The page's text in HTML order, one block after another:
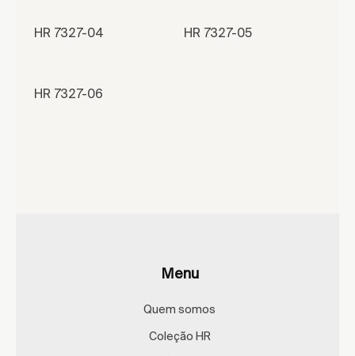
HR 7327-04 HR 7327-05
HR 7327-06
Menu
Quem somos
Coleção HR